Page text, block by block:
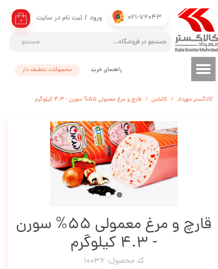
021-72043
جستجو
۰ ورود / ثبت نام در سایت
حساب کاربری من
تغییر گذر واژه
سفارشات
محصولات تحفیف دار راهنمای خرید
کالاگستر مهرداد کالباس قارچ و مرغ معمولی 55% سورن - 4.3 کیلوگرم
قارچ و مرغ معمولی 55% سورن
- 4.3 کیلوگرم
کد محصول: 10036